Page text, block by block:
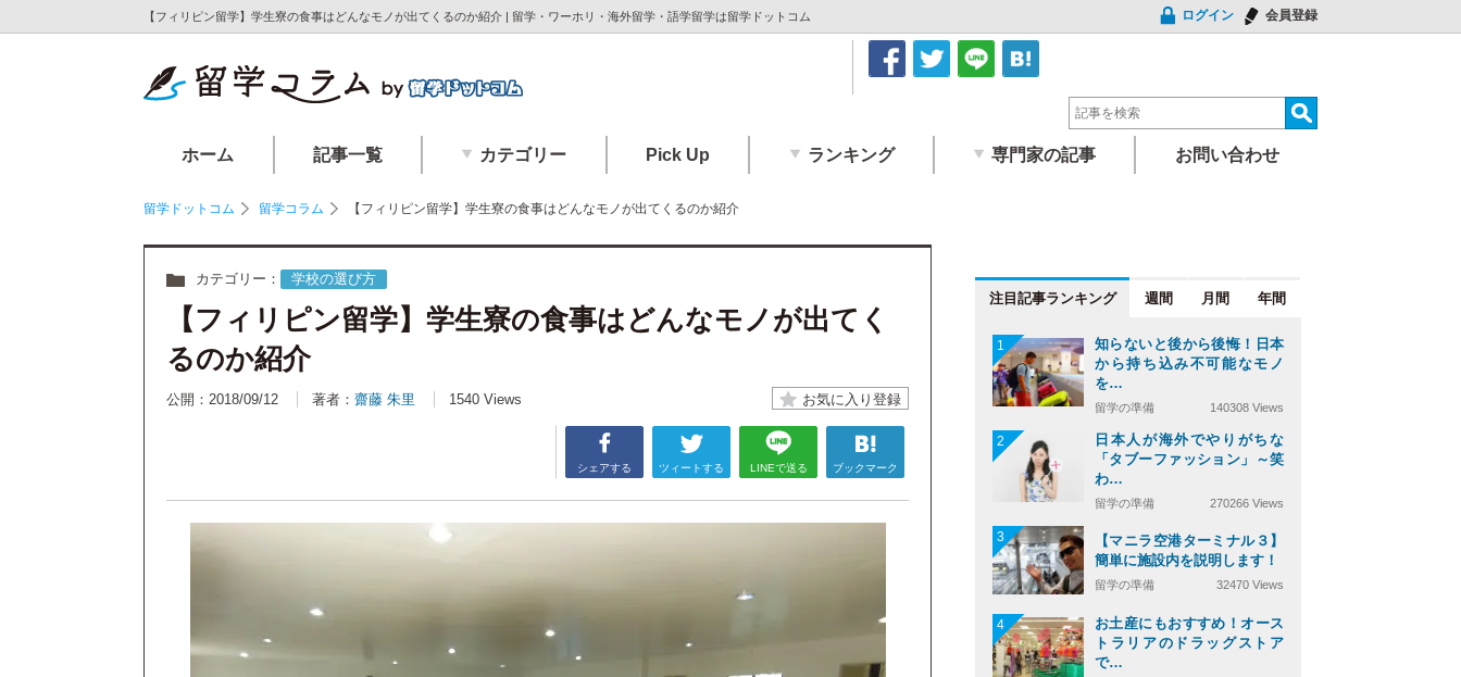
【フィリピン留学】学生寮の食事はどんなモノが出てくるのか紹介 | 留学・ワーホリ・海外留学・語学留学は留学ドットコム ログイン 会員登録
ホーム 記事一覧 カテゴリー Pick Up ランキング 専門家の記事 お問い合わせ
留学ドットコム 留学コラム 【フィリピン留学】学生寮の食事はどんなモノが出てくるのか紹介
カテゴリー： 学校の選び方
【フィリピン留学】学生寮の食事はどんなモノが出てく
るのか紹介
公開：2018/09/12 著者： 齋藤 朱里 1540 Views
シェアする ツィートする LINEで送る ブックマーク
注目記事 週間 月間 年間
1
知らないと後から後悔！日本
から持ち込み不可能なモノ
を…
留学の準備 140308 Views
2
日本人が海外でやりがちな
「タブーファッション」～笑
わ…
留学の準備 270266 Views
3
【マニラ空港ターミナル３】
簡単に施設内を説明します！
留学の準備 32470 Views
4
お土産にもおすすめ！オース
トラリアのドラッグストア
で…